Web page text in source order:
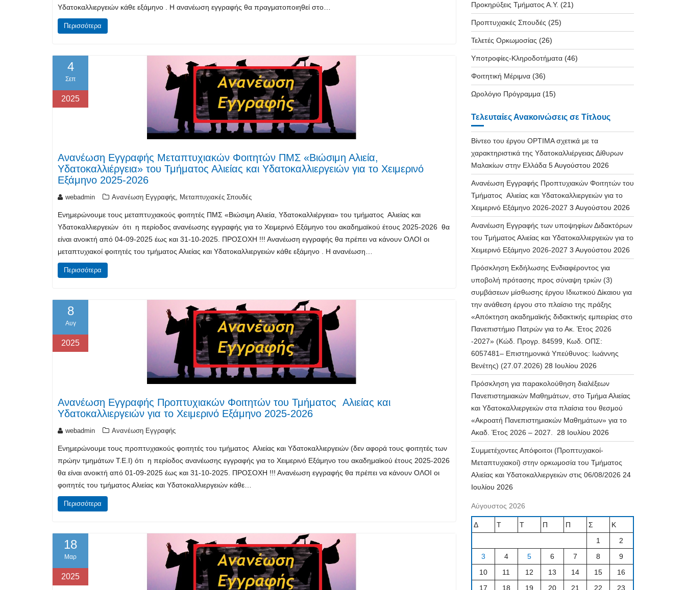
Υδατοκαλλιεργειών κάθε εξάμηνο . Η ανανέωση εγγραφής θα πραγματοποιηθεί στο…
Περισσότερα
4
Σεπ
2025
Ανανέωση Εγγραφής Μεταπτυχιακών Φοιτητών ΠΜΣ «Βιώσιμη Αλιεία,
Υδατοκαλλιέργεια» του Τμήματος Αλιείας και Υδατοκαλλιεργειών για το Χειμερινό
Εξάμηνο 2025-2026
webadmin Ανανέωση Εγγραφής, Μεταπτυχιακές Σπουδές
Ενημερώνουμε τους μεταπτυχιακούς φοιτητές ΠΜΣ «Βιώσιμη Αλιεία, Υδατοκαλλιέργεια» του τμήματος Αλιείας και
Υδατοκαλλιεργειών ότι η περίοδος ανανέωσης εγγραφής για το Χειμερινό Εξάμηνο του ακαδημαϊκού έτους 2025-2026 θα
είναι ανοικτή από 04-09-2025 έως και 31-10-2025. ΠΡΟΣΟΧΗ !!! Ανανέωση εγγραφής θα πρέπει να κάνουν ΟΛΟΙ οι
μεταπτυχιακοί φοιτητές του τμήματος Αλιείας και Υδατοκαλλιεργειών κάθε εξάμηνο . Η ανανέωση…
Περισσότερα
8
Αυγ
2025
Ανανέωση Εγγραφής Προπτυχιακών Φοιτητών του Τμήματος Αλιείας και
Υδατοκαλλιεργειών για το Χειμερινό Εξάμηνο 2025-2026
webadmin Ανανέωση Εγγραφής
Ενημερώνουμε τους προπτυχιακούς φοιτητές του τμήματος Αλιείας και Υδατοκαλλιεργειών (δεν αφορά τους φοιτητές των
πρώην τμημάτων Τ.Ε.Ι) ότι η περίοδος ανανέωσης εγγραφής για το Χειμερινό Εξάμηνο του ακαδημαϊκού έτους 2025-2026
θα είναι ανοικτή από 01-09-2025 έως και 31-10-2025. ΠΡΟΣΟΧΗ !!! Ανανέωση εγγραφής θα πρέπει να κάνουν ΟΛΟΙ οι
φοιτητές του τμήματος Αλιείας και Υδατοκαλλιεργειών κάθε…
Περισσότερα
18
Μαρ
2025
Προκηρύξεις Τμήματος Α.Υ. (21)
Προπτυχιακές Σπουδές (25)
Τελετές Ορκωμοσίας (26)
Υποτροφίες-Κληροδοτήματα(46)
Φοιτητική Μέριμνα(36)
Ωρολόγιο Πρόγραμμα(15)
Τελευταίες Ανακοινώσεις σε Τίτλους
Βίντεο του έργου OPTIMA σχετικά με τα
χαρακτηριστικά της Υδατοκαλλιέργειας Δίθυρων
Μαλακίων στην Ελλάδα 5 Αυγούστου 2026
Ανανέωση Εγγραφής Προπτυχιακών Φοιτητών του
Τμήματος Αλιείας και Υδατοκαλλιεργειών για το
Χειμερινό Εξάμηνο 2026-2027 3 Αυγούστου 2026
Ανανέωση Εγγραφής των υποψηφίων Διδακτόρων
του Τμήματος Αλιείας και Υδατοκαλλιεργειών για το
Χειμερινό Εξάμηνο 2026-2027 3 Αυγούστου 2026
Πρόσκληση Εκδήλωσης Ενδιαφέροντος για
υποβολή πρότασης προς σύναψη τριών (3)
συμβάσεων μίσθωσης έργου Ιδιωτικού Δίκαιου για
την ανάθεση έργου στο πλαίσιο της πράξης
«Απόκτηση ακαδημαϊκής διδακτικής εμπειρίας στο
Πανεπιστήμιο Πατρών για το Ακ. Έτος 2026
-2027» (Κώδ. Προγρ. 84599, Κωδ. ΟΠΣ:
6057481– Επιστημονικά Υπεύθυνος: Ιωάννης
Βενέτης) (27.07.2026) 28 Ιουλίου 2026
Πρόσκληση για παρακολούθηση διαλέξεων
Πανεπιστημιακών Μαθημάτων, στο Τμήμα Αλιείας
και Υδατοκαλλιεργειών στα πλαίσια του θεσμού
«Ακροατή Πανεπιστημιακών Μαθημάτων» για το
Ακαδ. Έτος 2026 – 2027. 28 Ιουλίου 2026
Συμμετέχοντες Απόφοιτοι (Προπτυχιακοί-
Μεταπτυχιακοί) στην ορκωμοσία του Τμήματος
Αλιείας και Υδατοκαλλιεργειών στις 06/08/2026 24
Ιουλίου 2026
Αύγουστος 2026
Δ Τ Τ Π Π Σ
Κ
1
2
3
4 5 6 7 8
9
10
11 12 13 14 15
16
17
18 19 20 21 22
23